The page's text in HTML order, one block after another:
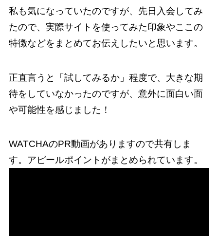
私も気になっていたのですが、先日入会してみ
たので、実際サイトを使ってみた印象やここの
特徴などをまとめてお伝えしたいと思います。
正直言うと「試してみるか」程度で、大きな期
待をしていなかったのですが、意外に面白い面
や可能性を感じました！
WATCHAのPR動画がありますので共有しま
す。アピールポイントがまとめられています。